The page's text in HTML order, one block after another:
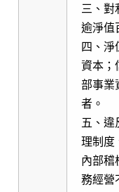
三、對
逾淨值
四、淨
資本；
部事業
者。
五、違
理制度
內部稽
務經營